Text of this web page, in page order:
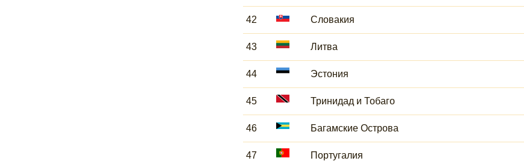
42 Словакия
43 Литва
44 Эстония
45 Тринидад и Тобаго
46 Багамские Острова
47 Португалия